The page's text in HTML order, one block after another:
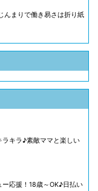
んまりで働き易さは折り紙
ラキラ♪素敵ママと楽しい
応援！18歳～OK♪日払い